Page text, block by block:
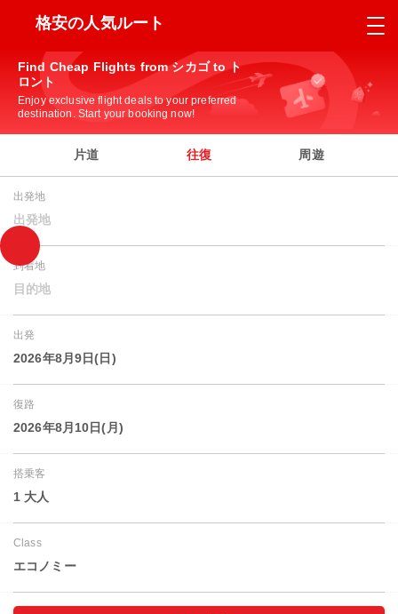
格安の人気ルート
Find Cheap Flights from シカゴ to ト
ロント
Enjoy exclusive flight deals to your preferred
destination. Start your booking now!
片道 往復 周遊
出発地
出発地
到着地
目的地
出発
2026年8月9日(日)
復路
2026年8月10日(月)
搭乗客
1 大人
Class
エコノミー